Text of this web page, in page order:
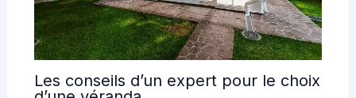
Les conseils d’un expert pour le choix